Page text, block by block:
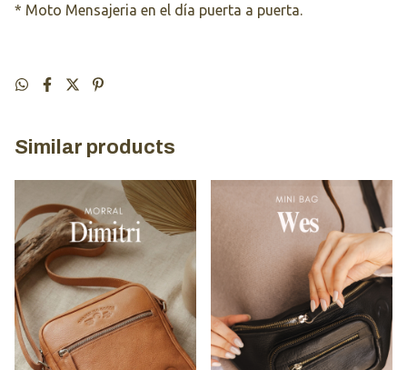
* Moto Mensajeria en el día puerta a puerta.
Similar products